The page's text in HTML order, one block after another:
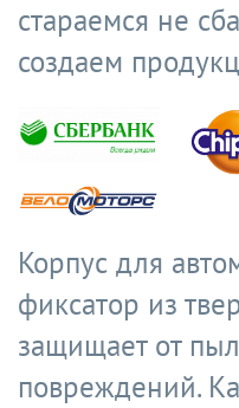
стараемся не
создаем
Корпус для
фиксатор из
защищает от
повреждений.